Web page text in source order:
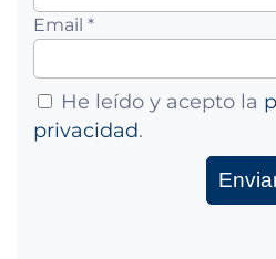
Email *
He leído y acepto la
privacidad.